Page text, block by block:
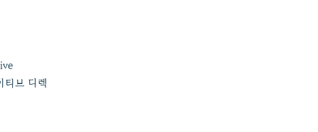
티브 디렉